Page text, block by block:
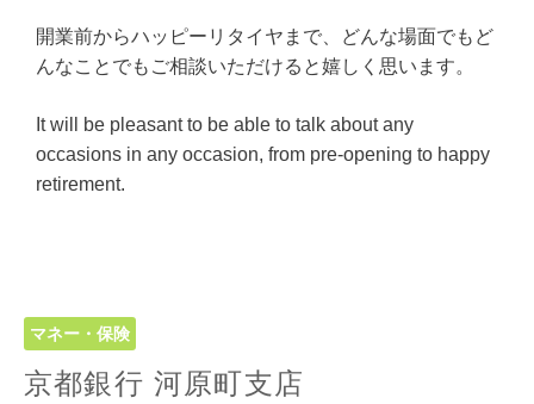
開業前からハッピーリタイヤまで、どんな場面でもど
んなことでもご相談いただけると嬉しく思います。
It will be pleasant to be able to talk about any
occasions in any occasion, from pre-opening to happy
retirement.
マネー・保険
京都銀行 河原町支店